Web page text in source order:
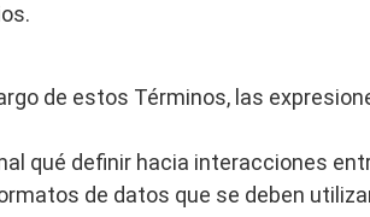
de estos Términos, las
qué definir hacia interacciones
de datos que se deben